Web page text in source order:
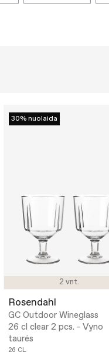
2 vnt.
30% nuolaida
Rosendahl
GC Outdoor Wineglass
26 cl clear 2 pcs. - Vyno
taurės